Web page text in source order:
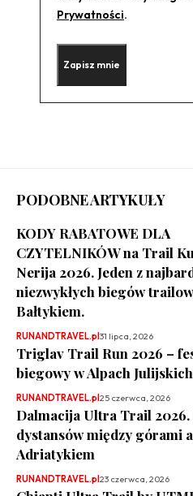
Prywatności.
PODOBNE ARTYKUŁY
KODY RABATOWE DLA
CZYTELNIKÓW na Trail
Nerija 2026. Jeden z
niezwykłych biegów
Bałtykiem.
RUNANDTRAVEL.pl31 lipca, 2026
Triglav Trail Run 2026 –
biegowy w Alpach Julijskich
RUNANDTRAVEL.pl25 czerwca, 2026
Dalmacija Ultra Trail 2026.
dystansów między górami a
Adriatykiem
RUNANDTRAVEL.pl23 czerwca, 2026